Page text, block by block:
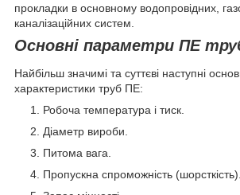
прокладки в основному водопровідних,
каналізаційних систем.
Основні параметри ПЕ
Найбільш значимі та суттєві наступні
характеристики труб ПЕ:
Робоча температура і тиск.
Діаметр вироби.
Питома вага.
Пропускна спроможність (шорсткість).